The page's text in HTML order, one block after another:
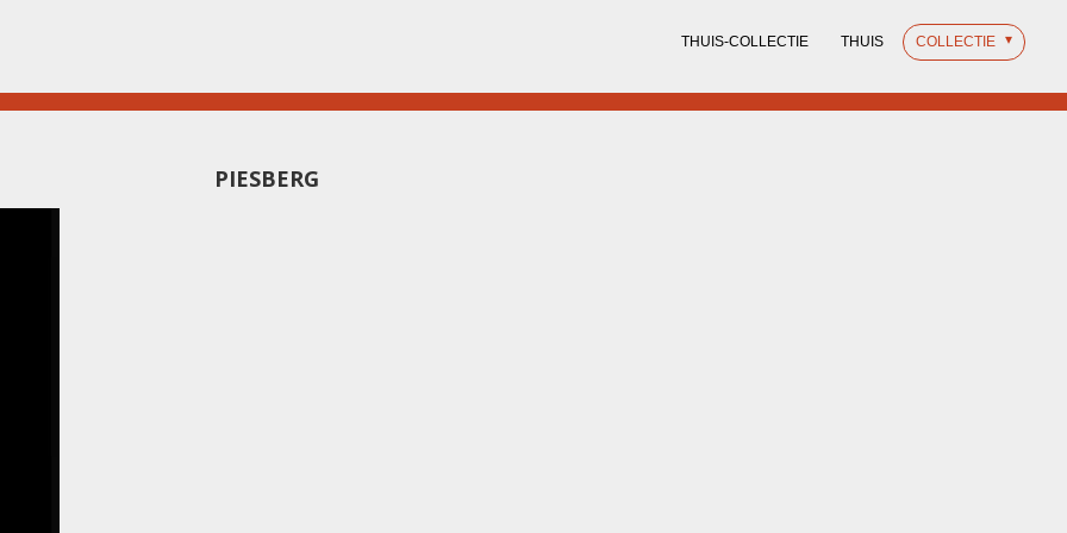
THUIS-COLLECTIE THUIS COLLECTIE
PIESBERG